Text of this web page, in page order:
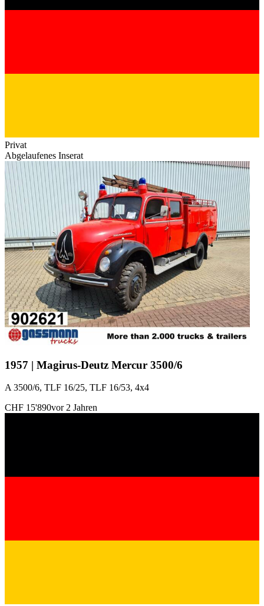
Privat
Abgelaufenes Inserat
1957 | Magirus-Deutz Mercur 3500/6
A 3500/6, TLF 16/25, TLF 16/53, 4x4
CHF 15'890vor 2 Jahren